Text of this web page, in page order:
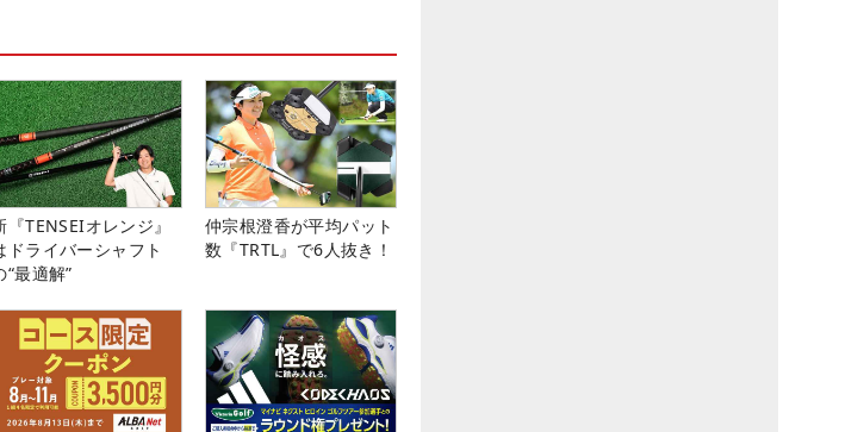
『TENSEIオレンジ』
ドライバーシャフト
“最適解”
仲宗根澄香が平均パット
数『TRTL』で6人抜き！